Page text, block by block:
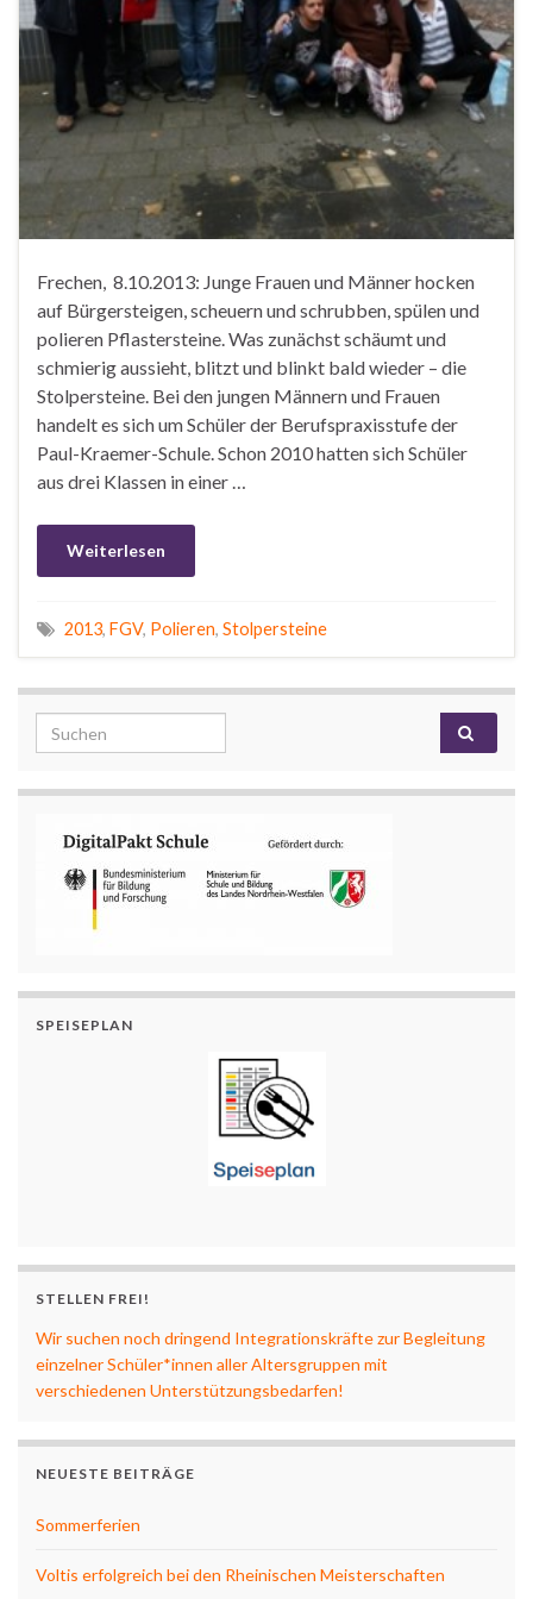
Frechen, 8.10.2013: Junge Frauen und Männer hocken
auf Bürgersteigen, scheuern und schrubben, spülen und
polieren Pflastersteine. Was zunächst schäumt und
schmierig aussieht, blitzt und blinkt bald wieder – die
Stolpersteine. Bei den jungen Männern und Frauen
handelt es sich um Schüler der Berufspraxisstufe der
Paul-Kraemer-Schule. Schon 2010 hatten sich Schüler
aus drei Klassen in einer …
Weiterlesen
2013, FGV, Polieren, Stolpersteine
Search for:
SPEISEPLAN
STELLEN FREI!
Wir suchen noch dringend Integrationskräfte zur Begleitung
einzelner Schüler*innen aller Altersgruppen mit
verschiedenen Unterstützungsbedarfen!
NEUESTE BEITRÄGE
Sommerferien
Voltis erfolgreich bei den Rheinischen Meisterschaften